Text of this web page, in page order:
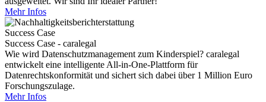
Mehr Infos
Success Case
Success Case - caralegal
Wie wird Datenschutzmanagement zum Kinderspiel? caralegal
entwickelt eine intelligente All-in-One-Plattform für
Datenrechtskonformität und sichert sich dabei über 1 Million Euro
Forschungszulage.
Mehr Infos